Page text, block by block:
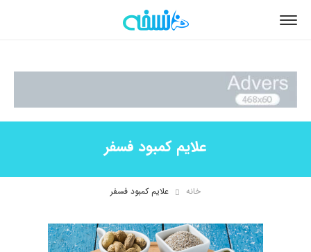
علایم کمبود فسفر
خانه علایم کمبود فسفر